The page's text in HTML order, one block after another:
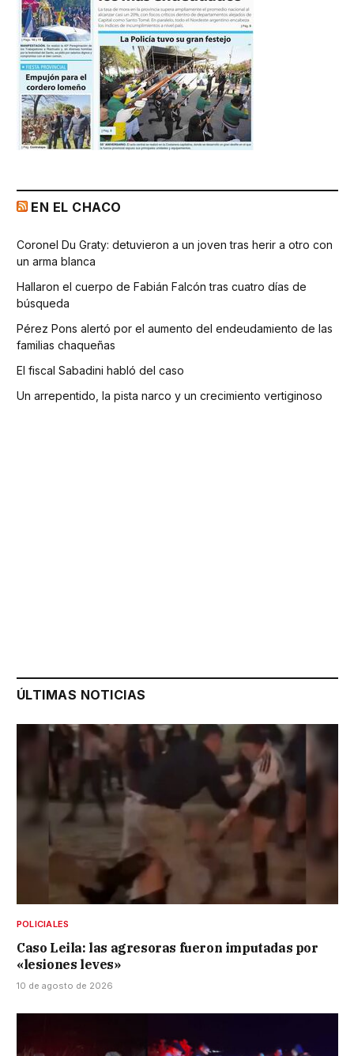
EN EL CHACO
Coronel Du Graty: detuvieron a un joven tras herir a otro con
un arma blanca
Hallaron el cuerpo de Fabián Falcón tras cuatro días de
búsqueda
Pérez Pons alertó por el aumento del endeudamiento de las
familias chaqueñas
El fiscal Sabadini habló del caso
Un arrepentido, la pista narco y un crecimiento vertiginoso
ÚLTIMAS NOTICIAS
POLICIALES
Caso Leila: las agresoras fueron imputadas por
«lesiones leves»
10 de agosto de 2026